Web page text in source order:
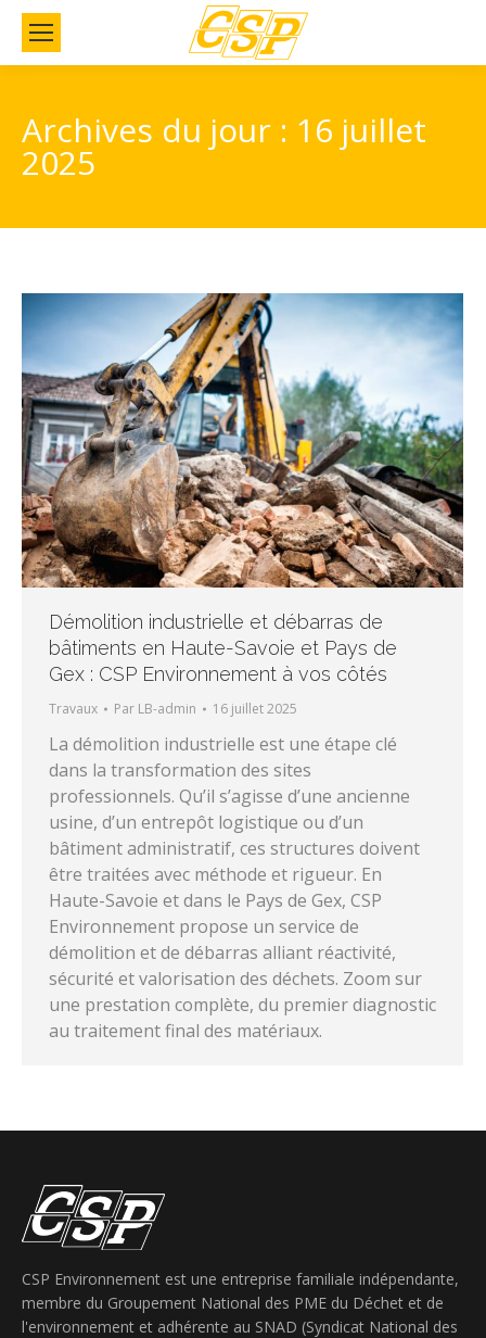
Archives du jour : 16 juillet
2025
Démolition industrielle et débarras de
bâtiments en Haute-Savoie et Pays de
Gex : CSP Environnement à vos côtés
Travaux Par LB-admin 16 juillet 2025
La démolition industrielle est une étape clé
dans la transformation des sites
professionnels. Qu’il s’agisse d’une ancienne
usine, d’un entrepôt logistique ou d’un
bâtiment administratif, ces structures doivent
être traitées avec méthode et rigueur. En
Haute-Savoie et dans le Pays de Gex, CSP
Environnement propose un service de
démolition et de débarras alliant réactivité,
sécurité et valorisation des déchets. Zoom sur
une prestation complète, du premier diagnostic
au traitement final des matériaux.
CSP Environnement est une entreprise familiale indépendante,
membre du Groupement National des PME du Déchet et de
l'environnement et adhérente au SNAD (Syndicat National des